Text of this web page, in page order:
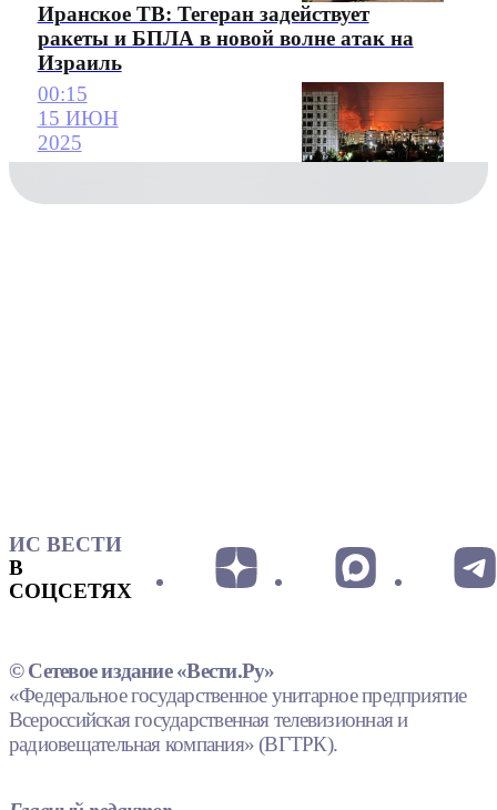
Иранское ТВ: Тегеран задействует
ракеты и БПЛА в новой волне атак на
Израиль
00:15
15 ИЮН
2025
ИС ВЕСТИ
В
СОЦСЕТЯХ
© Сетевое издание «Вести.Ру»
«Федеральное государственное унитарное предприятие
Всероссийская государственная телевизионная и
радиовещательная компания» (ВГТРК).